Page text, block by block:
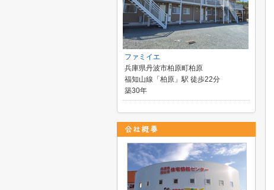
ファミイエ
兵庫県丹波市柏原町柏原
福知山線「柏原」駅 徒歩22分
築30年